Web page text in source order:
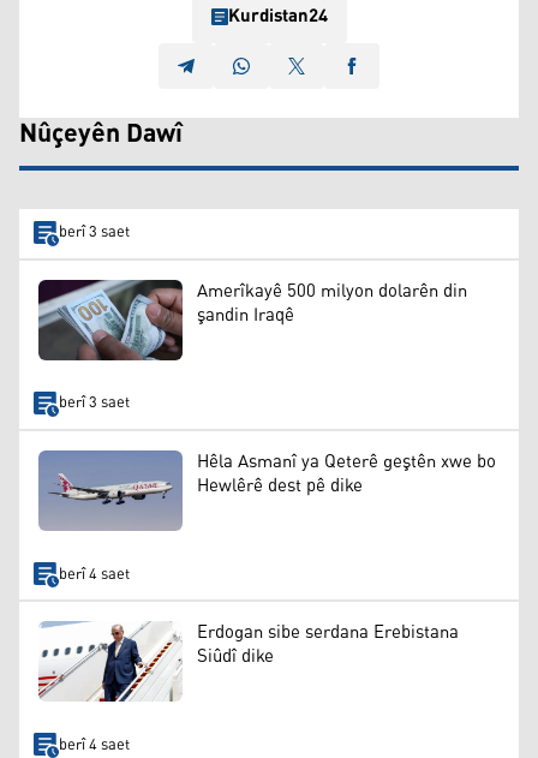
Kurdistan24
Nûçeyên Dawî
berî 3 saet
Amerîkayê 500 milyon dolarên din
şandin Iraqê
berî 3 saet
Hêla Asmanî ya Qeterê geştên xwe bo
Hewlêrê dest pê dike
berî 4 saet
Erdogan sibe serdana Erebistana
Siûdî dike
berî 4 saet